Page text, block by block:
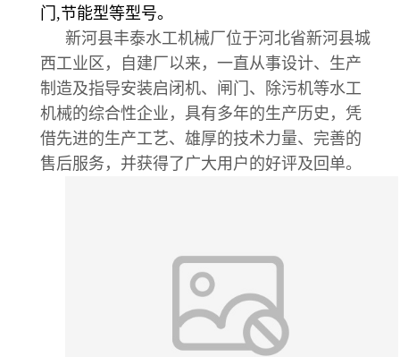
门,节能型等型号。
新河县丰泰水工机械厂位于河北省新河县城
西工业区，自建厂以来，一直从事设计、生产
制造及指导安装启闭机、闸门、除污机等水工
机械的综合性企业，具有多年的生产历史，凭
借先进的生产工艺、雄厚的技术力量、完善的
售后服务，并获得了广大用户的好评及回单。